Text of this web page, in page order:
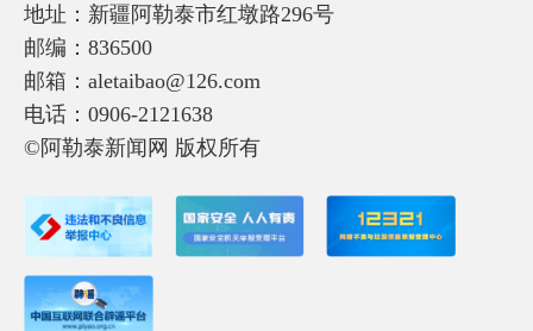
地址：新疆阿勒泰市红墩路296号
邮编：836500
邮箱：aletaibao@126.com
电话：0906-2121638
©阿勒泰新闻网 版权所有